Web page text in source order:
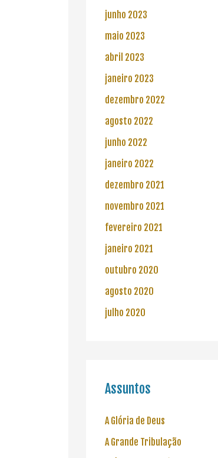
junho 2023
maio 2023
abril 2023
janeiro 2023
dezembro 2022
agosto 2022
junho 2022
janeiro 2022
dezembro 2021
novembro 2021
fevereiro 2021
janeiro 2021
outubro 2020
agosto 2020
julho 2020
Assuntos
A Glória de Deus
A Grande Tribulação